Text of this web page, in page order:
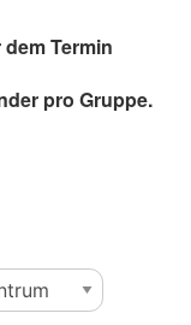
Termin
pro Gruppe.